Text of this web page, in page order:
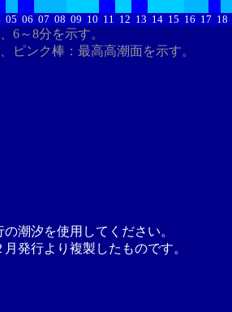
05 06 07 08 09 10 11 12 13 14 15 16 17 18
6～8分を示す。
ピンク棒：最高高潮面を示す。
潮汐を使用してください。
発行より複製したものです。